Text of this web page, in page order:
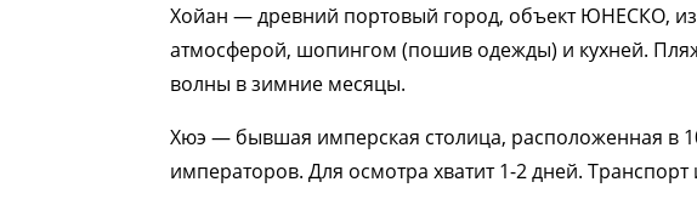
Хойан — древний портовый город, объект ЮНЕСКО,
атмосферой, шопингом (пошив одежды) и кухней.
волны в зимние месяцы.
Хюэ — бывшая имперская столица, расположенная в
императоров. Для осмотра хватит 1-2 дней. Транспорт